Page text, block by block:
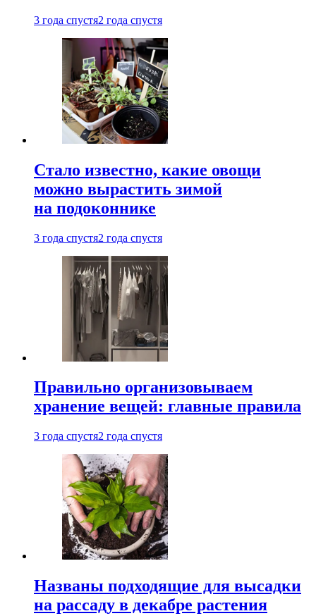
3 года спустя2 года спустя
Стало известно, какие овощи
можно вырастить зимой
на подоконнике
3 года спустя2 года спустя
Правильно организовываем
хранение вещей: главные правила
3 года спустя2 года спустя
Названы подходящие для высадки
на рассаду в декабре растения